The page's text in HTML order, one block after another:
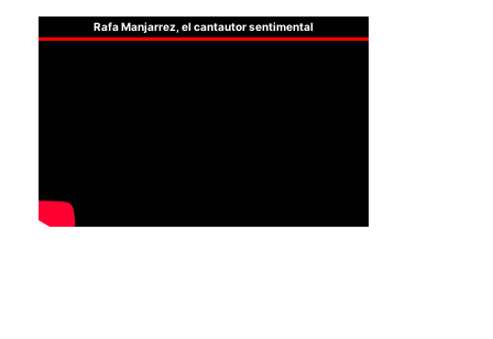
Rafa Manjarrez, el cantautor sentimental